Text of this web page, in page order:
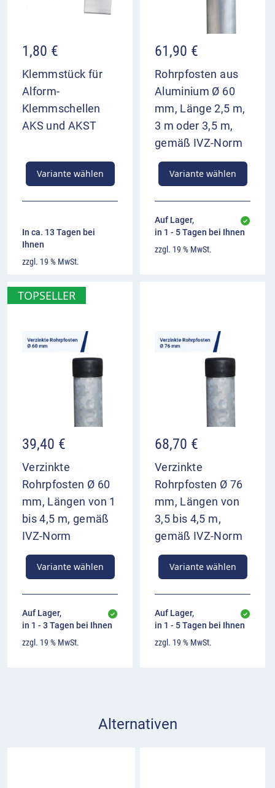
1,80 €
Klemmstück für
Alform-
Klemmschellen
AKS und AKST
Variante wählen
In ca. 13 Tagen bei
Ihnen
zzgl. 19 % MwSt.
61,90 €
Rohrpfosten aus
Aluminium Ø 60
mm, Länge 2,5 m,
3 m oder 3,5 m,
gemäß IVZ-Norm
Variante wählen
Auf Lager,
in 1 - 5 Tagen bei Ihnen
zzgl. 19 % MwSt.
TOPSELLER
39,40 €
Verzinkte
Rohrpfosten Ø 60
mm, Längen von 1
bis 4,5 m, gemäß
IVZ-Norm
Variante wählen
Auf Lager,
in 1 - 3 Tagen bei Ihnen
zzgl. 19 % MwSt.
68,70 €
Verzinkte
Rohrpfosten Ø 76
mm, Längen von
3,5 bis 4,5 m,
gemäß IVZ-Norm
Variante wählen
Auf Lager,
in 1 - 5 Tagen bei Ihnen
zzgl. 19 % MwSt.
Alternativen